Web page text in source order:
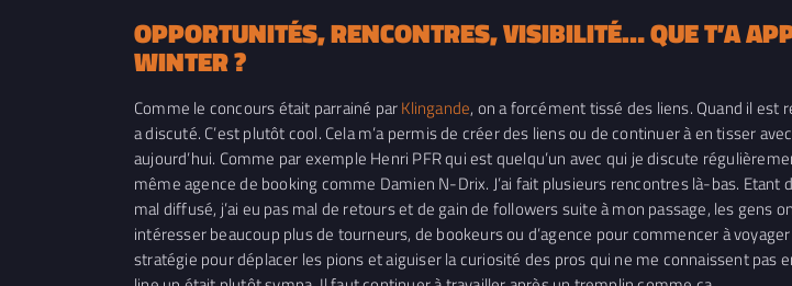
OPPORTUNITÉS, RENCONTRES, VISIBILITÉ… QUE T’A
WINTER ?
Comme le concours était parrainé parKlingande, on a forcément tissé des liens. Quand il est
a discuté. C’est plutôt cool. Cela m’a permis de créer des liens ou de continuer à en tisser
aujourd’hui. Comme par exemple Henri PFR qui est quelqu’un avec qui je discute
même agence de booking comme Damien N-Drix. J’ai fait plusieurs rencontres là-bas. Etant
mal diffusé, j’ai eu pas mal de retours et de gain de followers suite à mon passage, les gens
intéresser beaucoup plus de tourneurs, de bookeurs ou d’agence pour commencer à
stratégie pour déplacer les pions et aiguiser la curiosité des pros qui ne me connaissent pas